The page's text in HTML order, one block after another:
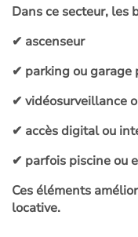
Dans ce secteur, les
✔ ascenseur
✔ parking ou garage
✔ vidéosurveillance
✔ accès digital ou
✔ parfois piscine ou
Ces éléments
locative.